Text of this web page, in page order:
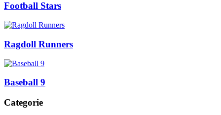
Football Stars
Ragdoll Runners
Baseball 9
Categorie